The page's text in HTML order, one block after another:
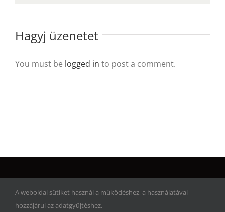
Hagyj üzenetet
You must be logged in to post a comment.
A weboldal sütiket használ a működéshez, a használatával
hozzájárul az adatgyűjtéshez.